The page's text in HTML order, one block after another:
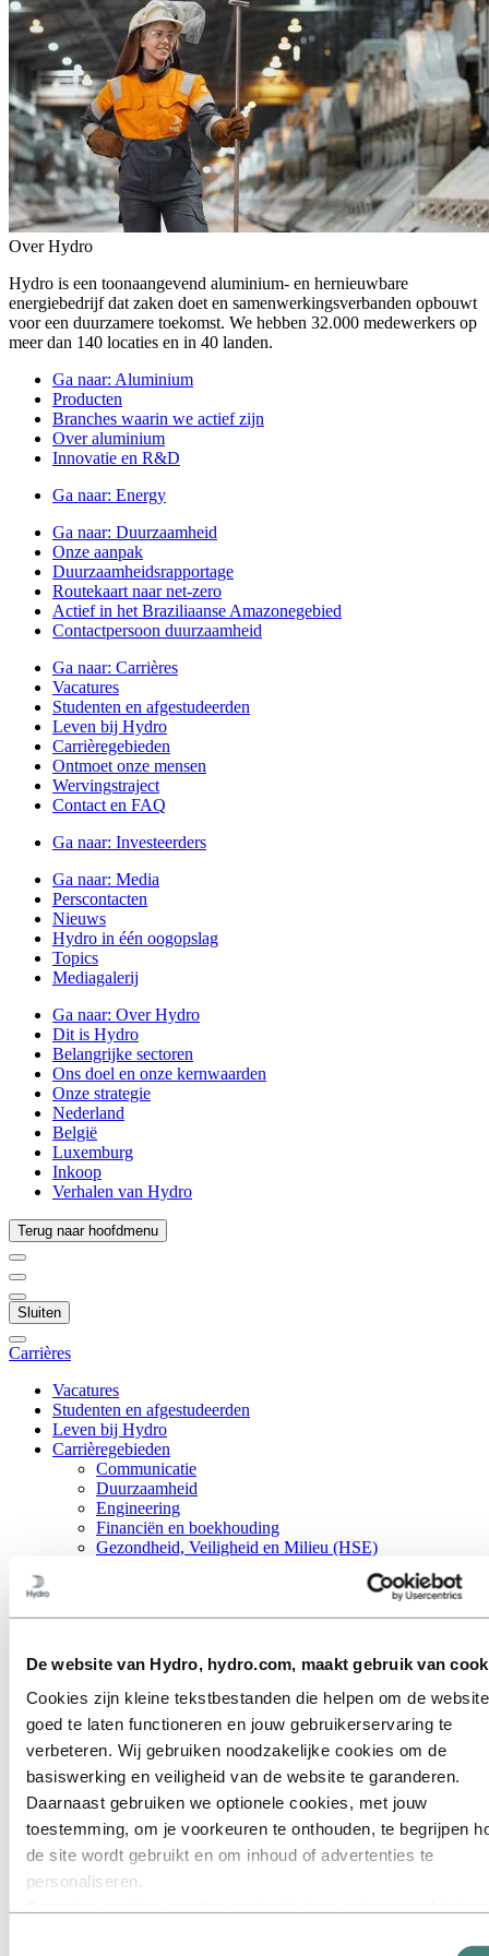
De website van Hydro, hydro.com, maakt gebruik van
Cookies zijn kleine tekstbestanden die helpen om de website
goed te laten functioneren en jouw gebruikerservaring te
verbeteren. Wij gebruiken noodzakelijke cookies om de
basiswerking en veiligheid van de website te garanderen.
Daarnaast gebruiken we optionele cookies, met jouw
toestemming, om je voorkeuren te onthouden, te begrijpen
de site wordt gebruikt en om inhoud of advertenties te
personaliseren.
Over Hydro
Hydro is een toonaangevend aluminium- en hernieuwbare
energiebedrijf dat zaken doet en samenwerkingsverbanden opbouwt
voor een duurzamere toekomst. We hebben 32.000 medewerkers op
meer dan 140 locaties en in 40 landen.
Ga naar: Aluminium
Producten
Branches waarin we actief zijn
Over aluminium
Innovatie en R&D
Ga naar: Energy
Ga naar: Duurzaamheid
Onze aanpak
Duurzaamheidsrapportage
Routekaart naar net-zero
Actief in het Braziliaanse Amazonegebied
Contactpersoon duurzaamheid
Ga naar: Carrières
Vacatures
Studenten en afgestudeerden
Leven bij Hydro
Carrièregebieden
Ontmoet onze mensen
Wervingstraject
Contact en FAQ
Ga naar: Investeerders
Ga naar: Media
Perscontacten
Nieuws
Hydro in één oogopslag
Topics
Mediagalerij
Ga naar: Over Hydro
Dit is Hydro
Belangrijke sectoren
Ons doel en onze kernwaarden
Onze strategie
Nederland
België
Luxemburg
Inkoop
Verhalen van Hydro
Terug naar hoofdmenu
Sluiten
Carrières
Vacatures
Studenten en afgestudeerden
Leven bij Hydro
Carrièregebieden
Communicatie
Duurzaamheid
Engineering
Financiën en boekhouding
Gezondheid, Veiligheid en Milieu (HSE)
Personeelszaken
Procesoptimalisatie
Productie
Projectmanagement
Strategie en bedrijfsontwikkeling
Supply chain management
Verkoop en marketing
Ontmoet onze mensen
Wervingstraject
Contact en FAQ
Carrièregebieden